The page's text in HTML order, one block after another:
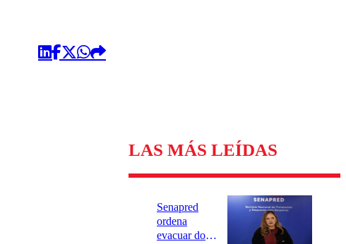
LAS MÁS LEÍDAS
Senapred
ordena
evacuar dos